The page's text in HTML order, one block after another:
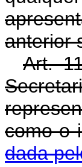
anterior
Art.
como
dada